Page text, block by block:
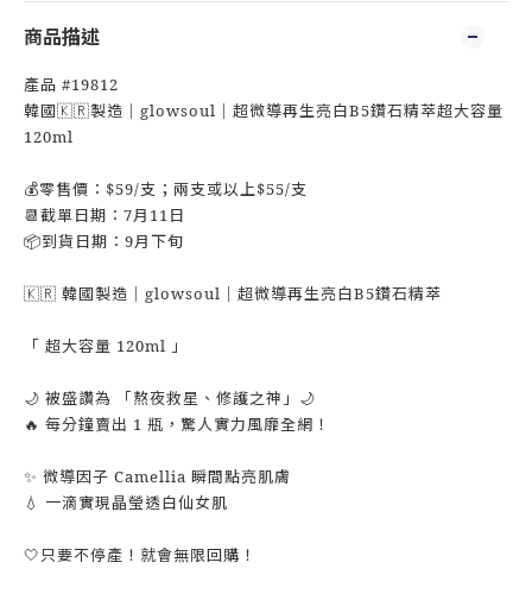
商品描述
產品 #19812
韓國🇰🇷製造｜glowsoul｜超微導再生亮白B5鑽石精萃超大容量
120ml
💰零售價：$59/支；兩支或以上$55/支
📆截單日期：7月11日
📦到貨日期：9月下旬
🇰🇷 韓國製造｜glowsoul｜超微導再生亮白B5鑽石精萃
「 超大容量 120ml 」
🌙 被盛讚為 「熬夜救星、修護之神」🌙
🔥 每分鐘賣出 1 瓶，驚人實力風靡全網！
✨ 微導因子 Camellia 瞬間點亮肌膚
💧 一滴實現晶瑩透白仙女肌
🤍只要不停產！就會無限回購！